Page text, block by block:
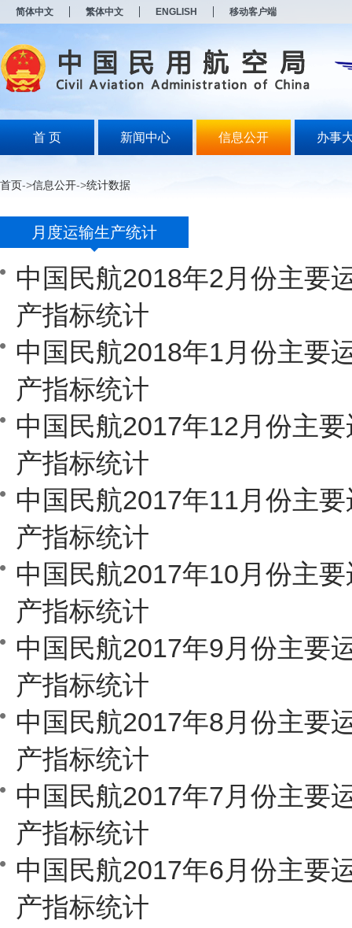
简体中文 繁体中文 ENGLISH 移动客户端
首 页 新闻中心 信息公开 办事
首页->信息公开->统计数据
月度运输生产统计
中国民航2018年2月份主要
产指标统计
中国民航2018年1月份主要
产指标统计
中国民航2017年12月份主
产指标统计
中国民航2017年11月份主
产指标统计
中国民航2017年10月份主
产指标统计
中国民航2017年9月份主要
产指标统计
中国民航2017年8月份主要
产指标统计
中国民航2017年7月份主要
产指标统计
中国民航2017年6月份主要
产指标统计
打
开
无
障
说
Alt
波
键
开